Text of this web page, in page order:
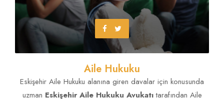
Aile Hukuku
Eskişehir Aile Hukuku alanına giren davalar için konusunda
uzman Eskişehir Aile Hukuku Avukatıtarafından Aile